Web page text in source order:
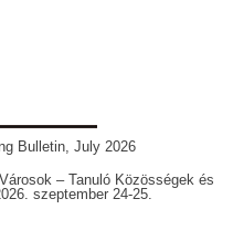
Bulletin, July 2026
– Tanuló Közösségek és
szeptember 24-25.